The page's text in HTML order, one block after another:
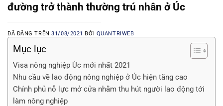
đường trở thành thường trú nhân ở Úc
ĐÃ ĐĂNG TRÊN31/08/2021 BỞI QUANTRIWEB
Mục lục
Visa nông nghiệp Úc mới nhất 2021
Nhu cầu về lao động nông nghiệp ở Úc hiện tăng cao
Chính phủ nỗ lực mở cửa nhằm thu hút người lao động tới
làm nông nghiệp